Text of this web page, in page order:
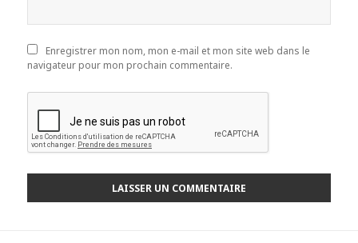
Enregistrer mon nom, mon e-mail et mon site web dans le
navigateur pour mon prochain commentaire.